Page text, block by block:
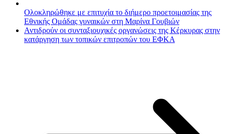
Ολοκληρώθηκε με επιτυχία το διήμερο προετοιμασίας της
Εθνικής Ομάδας γυναικών στη Μαρίνα Γουβιών
Αντιδρούν οι συνταξιουχικές οργανώσεις της Κέρκυρας στην
κατάργηση των τοπικών επιτροπών του ΕΦΚΑ